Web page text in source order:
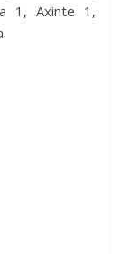
1, Axinte 1,